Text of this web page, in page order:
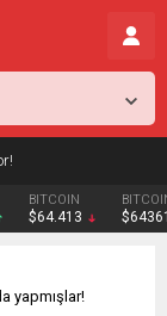
BITCOIN
$64.413
yapmışlar!